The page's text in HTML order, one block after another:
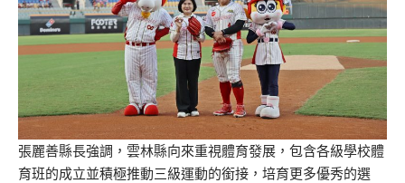
張麗善縣長強調，雲林縣向來重視體育發展，包含各級學校體
育班的成立並積極推動三級運動的銜接，培育更多優秀的選